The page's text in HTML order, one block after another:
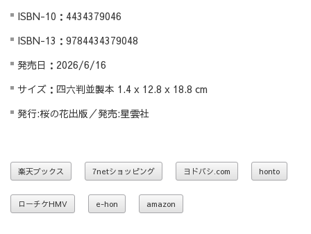
ISBN-10：4434379046
ISBN-13：9784434379048
発売日：2026/6/16
サイズ：四六判並製本 1.4 x 12.8 x 18.8 cm
発行:桜の花出版／発売:星雲社
楽天ブックス 7netショッピング ヨドバシ.com honto
ローチケHMV e-hon amazon